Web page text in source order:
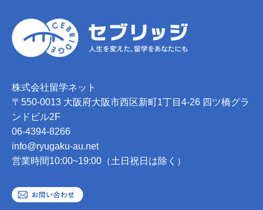
株式会社留学ネット
〒550-0013 大阪府大阪市西区新町1丁目4-26 四ツ橋グラ
ンドビル2F
06-4394-8266
info@ryugaku-au.net
営業時間10:00~19:00（土日祝日は除く）